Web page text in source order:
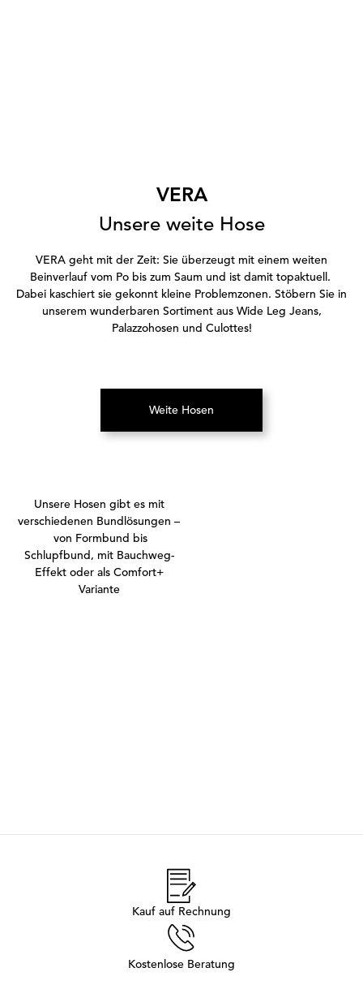
VERA
Unsere weite Hose
VERA geht mit der Zeit: Sie überzeugt mit einem weiten
Beinverlauf vom Po bis zum Saum und ist damit topaktuell.
Dabei kaschiert sie gekonnt kleine Problemzonen. Stöbern Sie in
unserem wunderbaren Sortiment aus Wide Leg Jeans,
Palazzohosen und Culottes!
Weite Hosen(Öffnet in neuem Tab)
Unsere Hosen gibt es mit
verschiedenen Bundlösungen –
von Formbund bis
Schlupfbund, mit Bauchweg-
Effekt oder als Comfort+
Variante
Kauf auf Rechnung
Kostenlose Beratung